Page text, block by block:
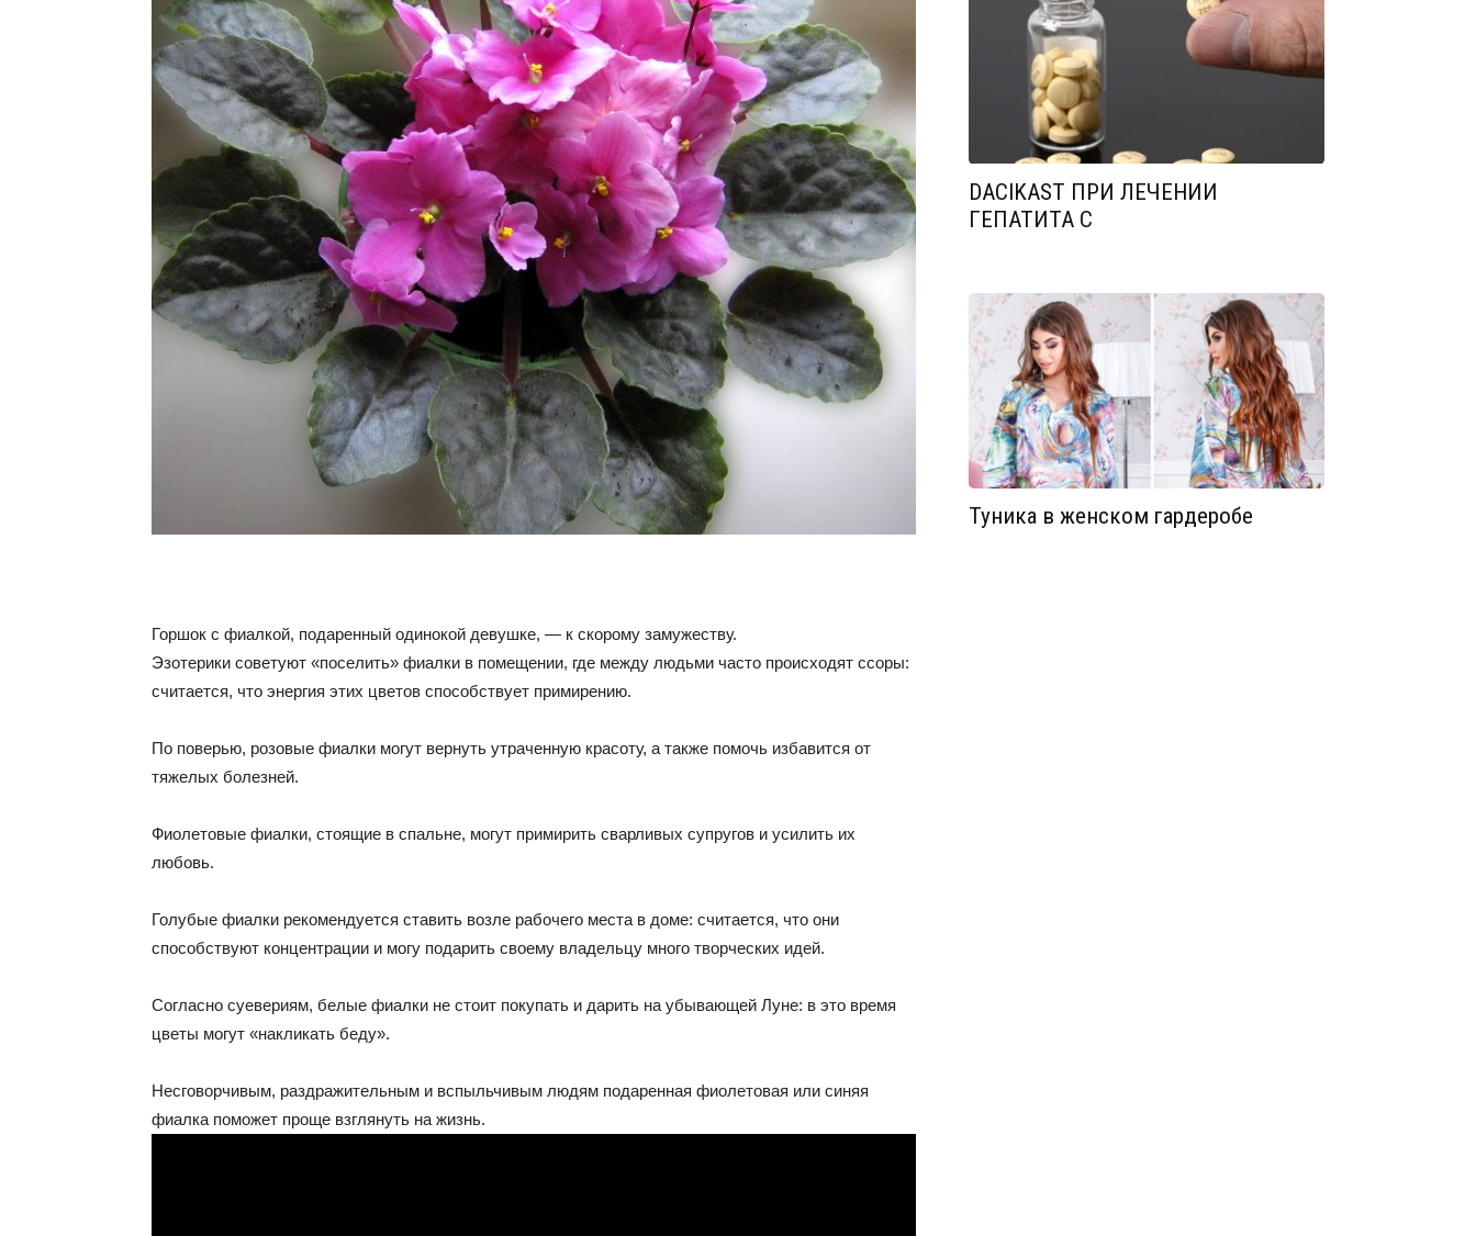
Горшок с фиалкой, подаренный одинокой девушке, — к скорому замужеству.
Эзотерики советуют «поселить» фиалки в помещении, где между людьми часто происходят ссоры:
считается, что энергия этих цветов способствует примирению.
По поверью, розовые фиалки могут вернуть утраченную красоту, а также помочь избавится от
тяжелых болезней.
Фиолетовые фиалки, стоящие в спальне, могут примирить сварливых супругов и усилить их
любовь.
Голубые фиалки рекомендуется ставить возле рабочего места в доме: считается, что они
способствуют концентрации и могу подарить своему владельцу много творческих идей.
Согласно суевериям, белые фиалки не стоит покупать и дарить на убывающей Луне: в это время
цветы могут «накликать беду».
Несговорчивым, раздражительным и вспыльчивым людям подаренная фиолетовая или синяя
фиалка поможет проще взглянуть на жизнь.
DACIKAST ПРИ ЛЕЧЕНИИ
ГЕПАТИТА С
Туника в женском гардеробе